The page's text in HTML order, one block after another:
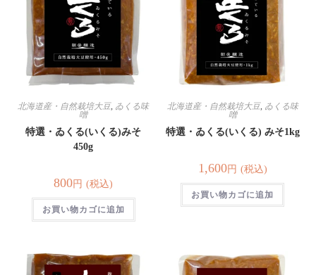
北海道産・自然栽培大豆, ゐくる味
噌
特選・ゐくる(いくる)みそ
450g
800円 (税込)
お買い物カゴに追加
北海道産・自然栽培大豆, ゐくる味
噌
特選・ゐくる(いくる) みそ1kg
1,600円 (税込)
お買い物カゴに追加